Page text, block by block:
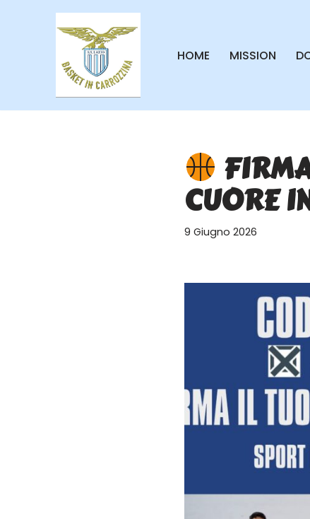
contenuto
HOME MISSION
CUORE
9 Giugno 2026